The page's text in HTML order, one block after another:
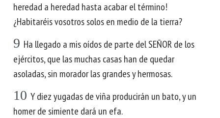
heredad a heredad hasta acabar el término!
¿Habitaréis vosotros solos en medio de la tierra?
9 Ha llegado a mis oídos de parte del SEÑOR de los
ejércitos, que las muchas casas han de quedar
asoladas, sin morador las grandes y hermosas.
10 Y diez yugadas de viña producirán un bato, y un
homer de simiente dará un efa.